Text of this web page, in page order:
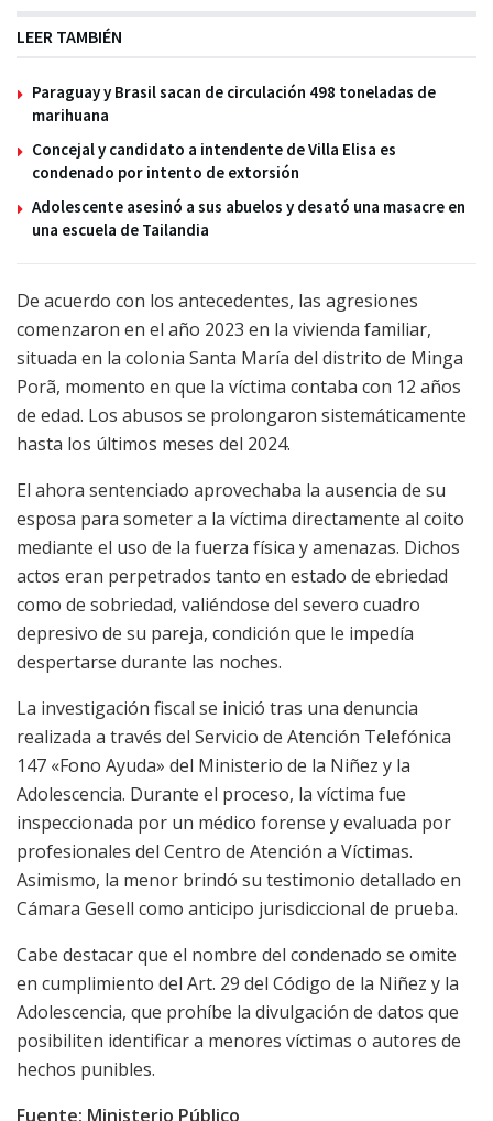
LEER TAMBIÉN
Paraguay y Brasil sacan de circulación 498 toneladas de
marihuana
Concejal y candidato a intendente de Villa Elisa es
condenado por intento de extorsión
Adolescente asesinó a sus abuelos y desató una masacre en
una escuela de Tailandia
De acuerdo con los antecedentes, las agresiones
comenzaron en el año 2023 en la vivienda familiar,
situada en la colonia Santa María del distrito de Minga
Porã, momento en que la víctima contaba con 12 años
de edad. Los abusos se prolongaron sistemáticamente
hasta los últimos meses del 2024.
El ahora sentenciado aprovechaba la ausencia de su
esposa para someter a la víctima directamente al coito
mediante el uso de la fuerza física y amenazas. Dichos
actos eran perpetrados tanto en estado de ebriedad
como de sobriedad, valiéndose del severo cuadro
depresivo de su pareja, condición que le impedía
despertarse durante las noches.
La investigación fiscal se inició tras una denuncia
realizada a través del Servicio de Atención Telefónica
147 «Fono Ayuda» del Ministerio de la Niñez y la
Adolescencia. Durante el proceso, la víctima fue
inspeccionada por un médico forense y evaluada por
profesionales del Centro de Atención a Víctimas.
Asimismo, la menor brindó su testimonio detallado en
Cámara Gesell como anticipo jurisdiccional de prueba.
Cabe destacar que el nombre del condenado se omite
en cumplimiento del Art. 29 del Código de la Niñez y la
Adolescencia, que prohíbe la divulgación de datos que
posibiliten identificar a menores víctimas o autores de
hechos punibles.
Fuente: Ministerio Público